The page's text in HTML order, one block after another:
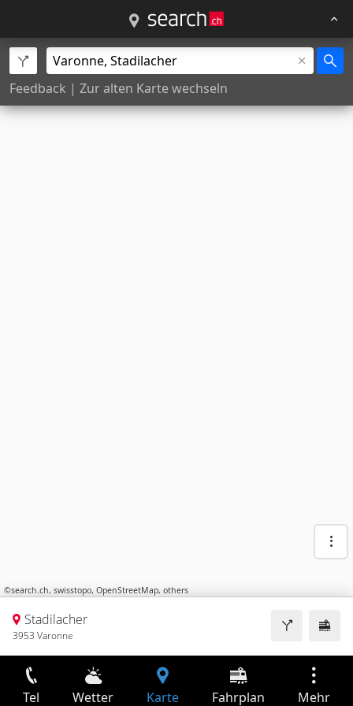
Feedback | Zur alten Karte wechseln
©search.ch, swisstopo, OpenStreetMap, others
Stadilacher
3953 Varonne
Tel Wetter Karte Fahrplan Mehr